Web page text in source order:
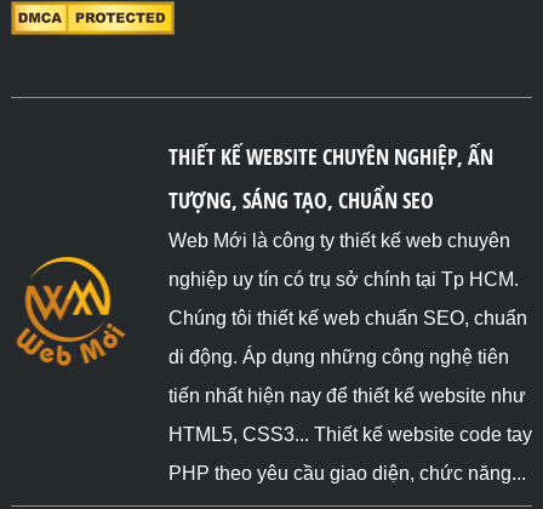
THIẾT KẾ WEBSITE CHUYÊN NGHIỆP, ẤN
TƯỢNG, SÁNG TẠO, CHUẨN SEO
Web Mới là công ty thiết kế web chuyên
nghiệp uy tín có trụ sở chính tại Tp HCM.
Chúng tôi thiết kế web chuẩn SEO, chuẩn
di động. Áp dụng những công nghệ tiên
tiến nhất hiện nay để thiết kế website như
HTML5, CSS3... Thiết kế website code tay
PHP theo yêu cầu giao diện, chức năng...